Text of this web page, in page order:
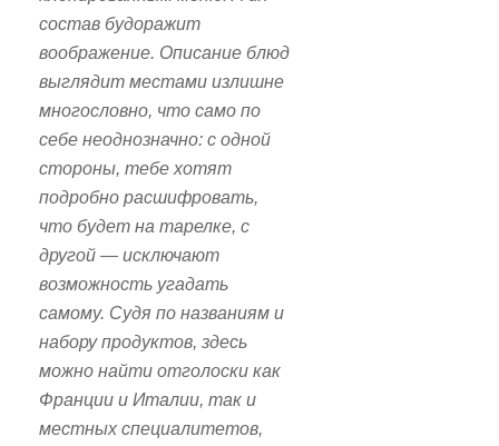
состав будоражит
воображение. Описание блюд
выглядит местами излишне
многословно, что само по
себе неоднозначно: с одной
стороны, тебе хотят
подробно расшифровать,
что будет на тарелке, с
другой — исключают
возможность угадать
самому. Судя по названиям и
набору продуктов, здесь
можно найти отголоски как
Франции и Италии, так и
местных специалитетов,